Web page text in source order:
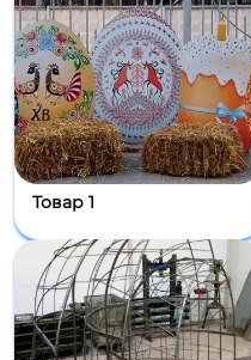
Товар 1